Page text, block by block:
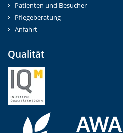
Patienten und Besucher
Pflegeberatung
Anfahrt
Qualität